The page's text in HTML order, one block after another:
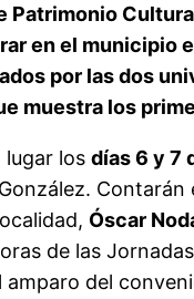
Patrimonio
en el municipio
por las dos
muestra los
lugar los días 6 y 7
Contarán
Óscar
de las
amparo del